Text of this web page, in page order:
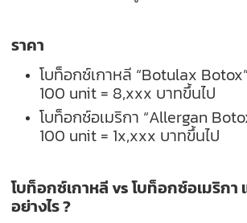
ราคา
โบท็อกซ์เกาหลี “Botulax
100 unit = 8,xxx บาทขึ้นไป
โบท็อกซ์อเมริกา “Allergan
100 unit = 1x,xxx บาทขึ้นไป
โบท็อกซ์เกาหลี vs โบท็อกซ์อเมริก
อย่างไร ?